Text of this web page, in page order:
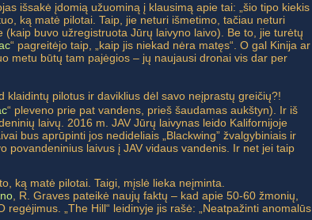
išsakė įdomią užuominą į klausimą apie tai: „šio tipo kiekis
ką matė pilotai. Taip, jie neturi išmetimo, tačiau neturi
buvo užregistruota Jūrų laivyno laivo). Be to, jie turėtų
“ pagreitėjo taip, „kaip jis niekad nėra matęs“. O gal Kinija ar
metu būtų tam pajėgios – jų naujausi dronai vis dar per
pilotus ir daviklius dėl savo neįprastų greičių?!
“ pleveno prie pat vandens, prieš šaudamas aukštyn). Ir iš
laivų. 2016 m. JAV Jūrų laivynas leido Kalifornijoje
bus aprūpinti jos nedideliais „Blackwing” žvalgybiniais ir
povandeninius laivus į JAV vidaus vandenis. Ir net jei taip
ką matė pilotai. Taigi, mįslė lieka neįminta.
, R. Graves pateikė naujų faktų – kad apie 50-60 žmonių,
„The Hill“ leidinyje jis rašė: „Neatpažinti anomalūs